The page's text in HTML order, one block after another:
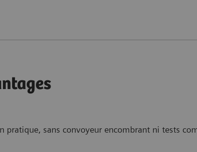
pratique, sans convoyeur encombrant ni tests